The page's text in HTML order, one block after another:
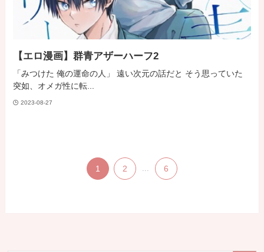
【エロ漫画】群青アザーハーフ2
「みつけた 俺の運命の人」 遠い次元の話だと そう思っていた
突如、オメガ性に転...
2023-08-27
1 2 ... 6